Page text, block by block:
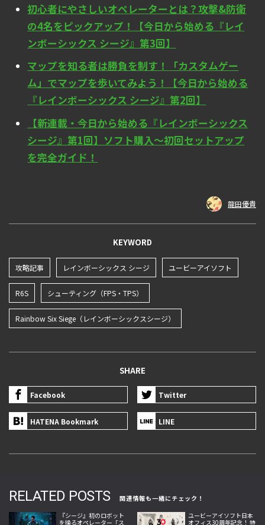
初心者にやさしいオペレーターとは？攻撃&防衛
の4名をピックアップ！【今日から始める『レイ
ンボーシックス シージ』第3回】
マップを知る者は勝負を制す！「カスタムゲー
ム」でマップを歩いてみよう！【今日から始める
『レインボーシックス シージ』第2回】
【新連載・今日から始める『レインボーシックス
シージ』第1回】ソフト購入～初回セットアップ
を完全ガイド！
龍田優貴
KEYWORD
攻略記事 レインボーシックス シージ ユービーアイソフト
R6S シューティング（FPS・TPS）
Rainbow Six Siege（レインボーシックスシージ）
SHARE
Facebook Twitter
HATENA Bookmark LINE
RELATED POSTS
関連情報も一緒にチェック！
『シージ』初のロボット
を操るオペレーター「ス
ユービーアイソフト日本
オフィス30周年記念！ 特